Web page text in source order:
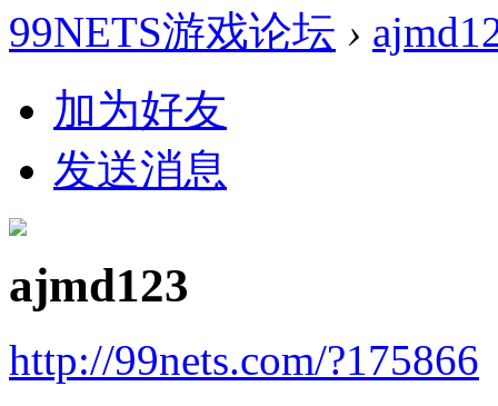
99NETS游戏论坛 ›
加为好友
发送消息
ajmd123
http://99nets.com/?175866